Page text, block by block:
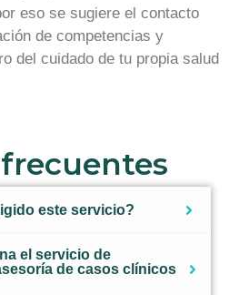
eso se sugiere el contacto
de competencias y
del cuidado de tu propia salud
frecuentes
este servicio?
el servicio de
de casos clínicos